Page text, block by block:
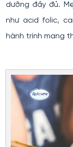
dưỡng đầy đủ.
như acid folic,
hành trình mang